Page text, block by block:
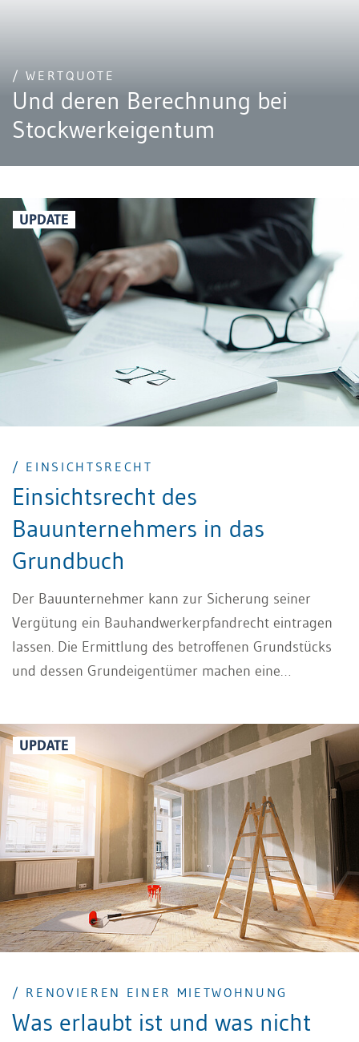
/ WERTQUOTE
Und deren Berechnung bei
Stockwerkeigentum
UPDATE
/ EINSICHTSRECHT
Einsichtsrecht des
Bauunternehmers in das
Grundbuch
Der Bauunternehmer kann zur Sicherung seiner
Vergütung ein Bauhandwerkerpfandrecht eintragen
lassen. Die Ermittlung des betroffenen Grundstücks
und dessen Grundeigentümer machen eine
Einsicht. Welche Informationen dem Bauunternehmer
vorliegen müssen und auf welcher Rechtsgrundlage
diese mitgeteilt werden müssen, soll nachfolgend
dargelegt werden.
UPDATE
/ RENOVIEREN EINER MIETWOHNUNG
Was erlaubt ist und was nicht